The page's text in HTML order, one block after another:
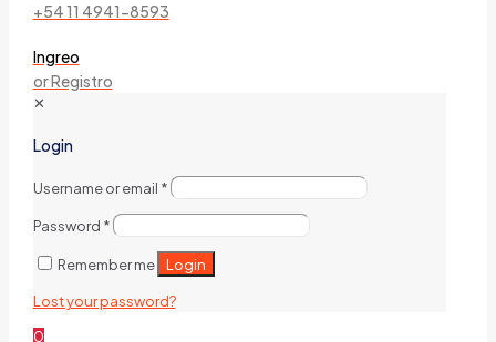
+54 11 4941-8593
Ingreo
or Registro
✕
Login
Username or email *
Password *
Remember me Login
Lost your password?
0